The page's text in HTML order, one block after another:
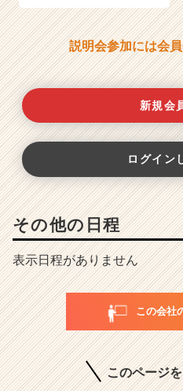
説明会参加には会員
新規会
ログイン
その他の日程
表示日程がありません
この会社
このページ